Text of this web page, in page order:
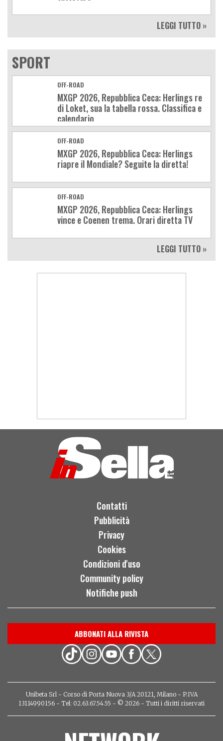
LEGGI TUTTO »
SPORT
OFF-ROAD
MXGP 2026, Repubblica Ceca: Herlings re
di Loket, sua la tabella rossa. Classifica e
calendario
OFF-ROAD
MXGP 2026, Repubblica Ceca: Herlings
riapre il Mondiale? Seguite la diretta!
OFF-ROAD
MXGP 2026, Repubblica Ceca: Herlings
vince e Coenen trema. Orari diretta TV
LEGGI TUTTO »
Contatti
Pubblicità
Privacy
Cookies
Condizioni d'uso
Community policy
Notifiche push
ABBONATI ALLA RIVISTA
Unibeta Srl - Corso di Porta Nuova 3/A 20121, Milano - P.IVA
13114990156 - Tel: 02.63.67.54.55 - © 2026 - Tutti i diritti riservati